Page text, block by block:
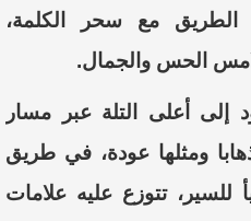
مع سحر الكلمة،
الحس والجمال.
إلى أعلى التلة عبر مسار
كيلومترًا ذهابا ومثلها عودة، في طريق
تتوزع عليه علامات